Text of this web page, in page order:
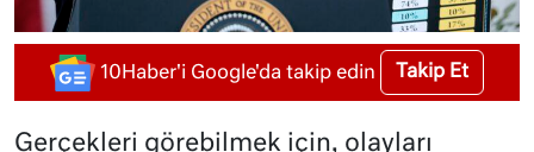
10Haber'i Google'da takip edin Takip Et
Gerçekleri görebilmek için, olayları